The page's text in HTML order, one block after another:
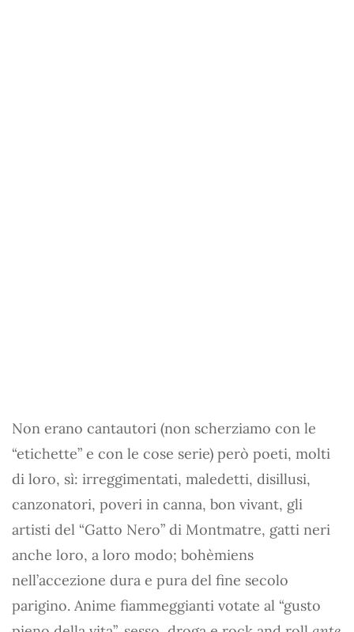
Non erano cantautori (non scherziamo con le
“etichette” e con le cose serie) però poeti, molti
di loro, sì: irreggimentati, maledetti, disillusi,
canzonatori, poveri in canna, bon vivant, gli
artisti del “Gatto Nero” di Montmatre, gatti neri
anche loro, a loro modo; bohèmiens
nell’accezione dura e pura del fine secolo
parigino. Anime fiammeggianti votate al “gusto